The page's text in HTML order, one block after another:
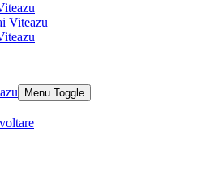
Menu Toggle